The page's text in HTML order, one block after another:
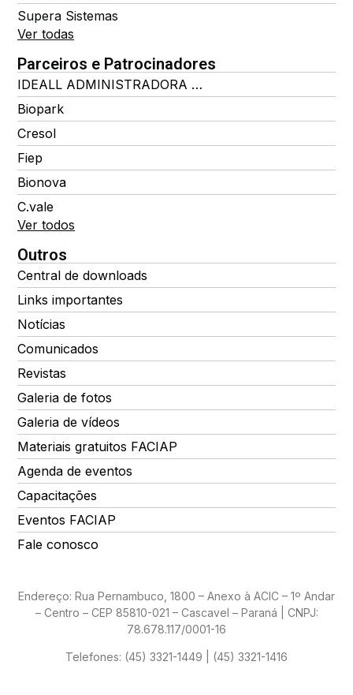
Supera Sistemas
Ver todas
Parceiros e Patrocinadores
IDEALL ADMINISTRADORA DE BENEFÍCIOS
Biopark
Cresol
Fiep
Bionova
C.vale
Ver todos
Outros
Central de downloads
Links importantes
Notícias
Comunicados
Revistas
Galeria de fotos
Galeria de vídeos
Materiais gratuitos FACIAP
Agenda de eventos
Capacitações
Eventos FACIAP
Fale conosco
Endereço: Rua Pernambuco, 1800 – Anexo à ACIC – 1º Andar
– Centro – CEP 85810-021 – Cascavel – Paraná | CNPJ:
78.678.117/0001-16
Telefones: (45) 3321-1449 | (45) 3321-1416